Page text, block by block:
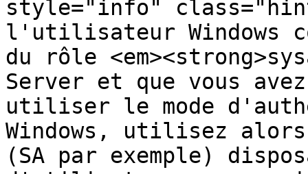
style="info"
l'utilisateur Windows
du rôle
Server et que vous
utiliser le mode
Windows, utilisez
(SA par exemple)